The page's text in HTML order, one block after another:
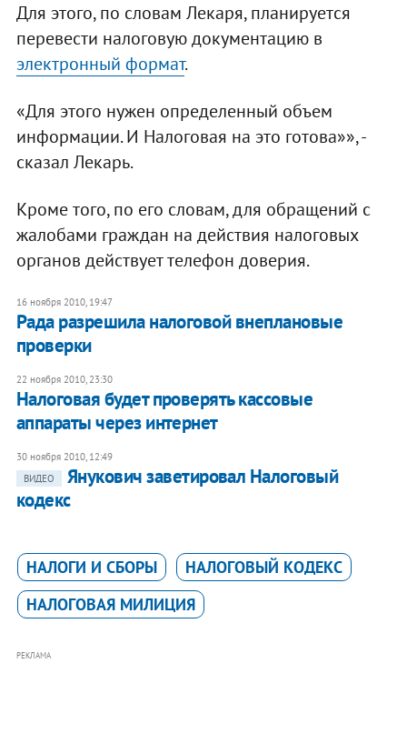
Для этого, по словам Лекаря, планируется
перевести налоговую документацию в
электронный формат.
«Для этого нужен определенный объем
информации. И Налоговая на это готова»», -
сказал Лекарь.
Кроме того, по его словам, для обращений с
жалобами граждан на действия налоговых
органов действует телефон доверия.
16 ноября 2010, 19:47
Рада разрешила налоговой внеплановые
проверки
22 ноября 2010, 23:30
Налоговая будет проверять кассовые
аппараты через интернет
30 ноября 2010, 12:49
ВИДЕО
Янукович заветировал Налоговый
кодекс
НАЛОГИ И СБОРЫ
НАЛОГОВЫЙ КОДЕКС
НАЛОГОВАЯ МИЛИЦИЯ
РЕКЛАМА